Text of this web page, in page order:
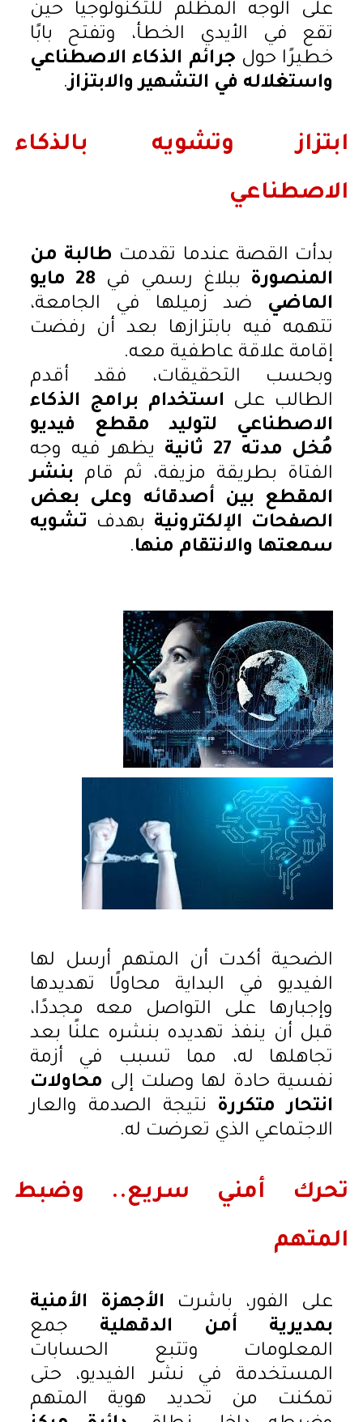
على الوجه المظلم للتكنولوجيا حين
تقع في الأيدي الخطأ، وتفتح بابًا
خطيرًا حول جرائم الذكاء الاصطناعي
واستغلاله في التشهير والابتزاز.
ابتزاز وتشويه بالذكاء
الاصطناعي
بدأت القصة عندما تقدمت طالبة من
المنصورة ببلاغ رسمي في
28 مايو
الماضي ضد زميلها في الجامعة،
تتهمه فيه بابتزازها بعد أن رفضت
إقامة علاقة عاطفية معه.
وبحسب التحقيقات، فقد أقدم
الطالب على استخدام برامج الذكاء
الاصطناعي لتوليد مقطع فيديو
مُخل مدته 27 ثانية
يظهر فيه وجه
الفتاة بطريقة مزيفة، ثم قام بنشر
المقطع بين أصدقائه وعلى بعض
الصفحات الإلكترونية بهدف تشويه
سمعتها والانتقام منها.
الضحية أكدت أن المتهم أرسل لها
الفيديو في البداية محاولًا تهديدها
وإجبارها على التواصل معه مجددًا،
قبل أن ينفذ تهديده بنشره علنًا بعد
تجاهلها له، مما تسبب في أزمة
نفسية حادة لها وصلت إلى محاولات
انتحار متكررة نتيجة الصدمة والعار
الاجتماعي الذي تعرضت له.
تحرك أمني سريع.. وضبط
المتهم
على الفور، باشرت الأجهزة الأمنية
بمديرية أمن الدقهلية جمع
المعلومات وتتبع الحسابات
المستخدمة في نشر الفيديو، حتى
تمكنت من تحديد هوية المتهم